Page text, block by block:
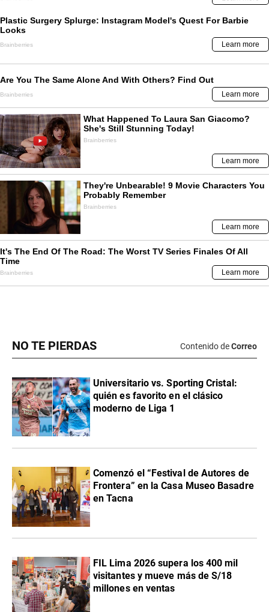
NO TE PIERDAS Contenido deCorreo
Universitario vs. Sporting Cristal:
quién es favorito en el clásico
moderno de Liga 1
Comenzó el “Festival de Autores de
Frontera” en la Casa Museo Basadre
en Tacna
FIL Lima 2026 supera los 400 mil
visitantes y mueve más de S/18
millones en ventas